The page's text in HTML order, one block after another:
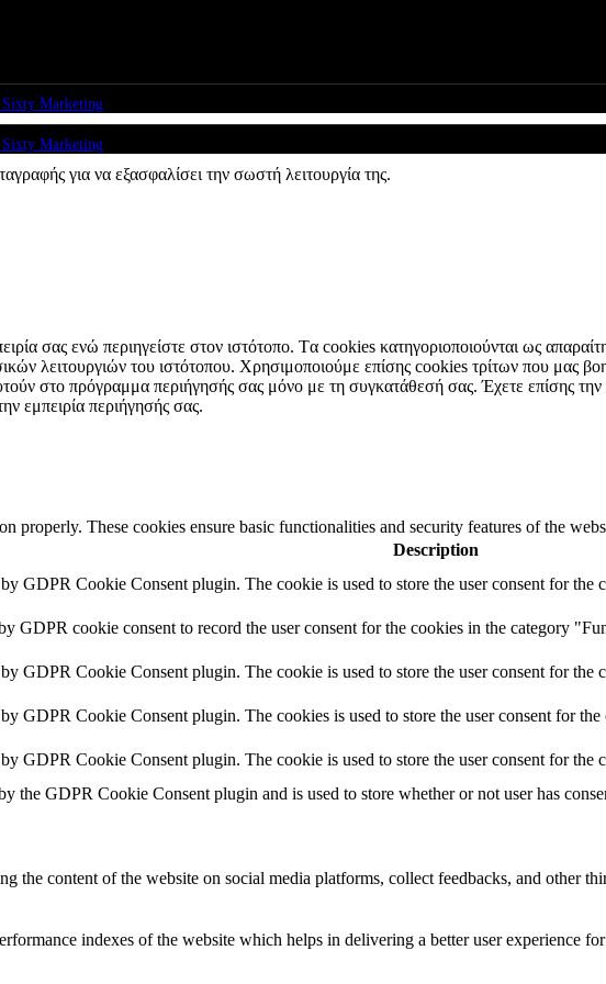
Sixty Marketing
Sixty Marketing
για να εξασφαλίσει την σωστή λειτουργία της.
σας ενώ περιηγείστε στον ιστότοπο. Tα cookies κατηγοριοποιούνται ως
λειτουργιών του ιστότοπου. Χρησιμοποιούμε επίσης cookies τρίτων που μας
στο πρόγραμμα περιήγησής σας μόνο με τη συγκατάθεσή σας. Έχετε επίσης
εμπειρία περιήγησής σας.
properly. These cookies ensure basic functionalities and security features of the
Description
GDPR Cookie Consent plugin. The cookie is used to store the user consent for
GDPR cookie consent to record the user consent for the cookies in the category
GDPR Cookie Consent plugin. The cookie is used to store the user consent for the
GDPR Cookie Consent plugin. The cookies is used to store the user consent for
GDPR Cookie Consent plugin. The cookie is used to store the user consent for the
the GDPR Cookie Consent plugin and is used to store whether or not user has
the content of the website on social media platforms, collect feedbacks, and other
indexes of the website which helps in delivering a better user experience